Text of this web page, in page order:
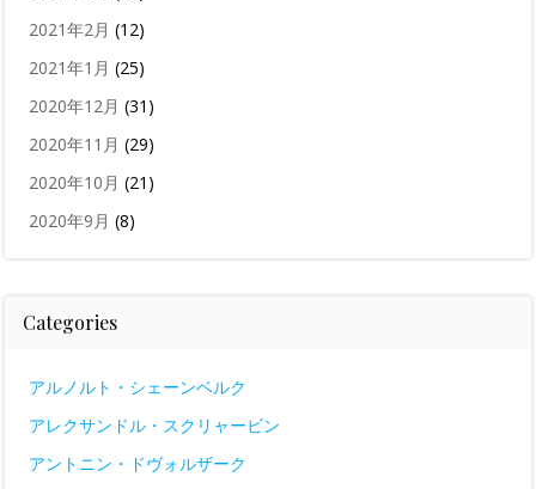
2021年2月 (12)
2021年1月 (25)
2020年12月 (31)
2020年11月 (29)
2020年10月 (21)
2020年9月 (8)
Categories
アルノルト・シェーンベルク
アレクサンドル・スクリャービン
アントニン・ドヴォルザーク